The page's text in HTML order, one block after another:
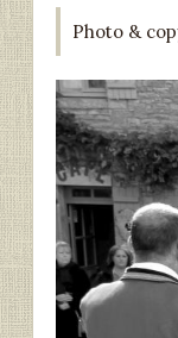
Photo &